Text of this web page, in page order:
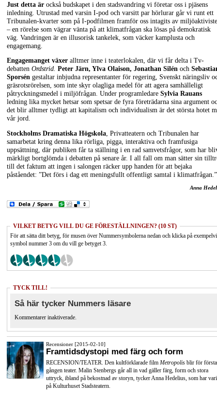
Just detta är också budskapet i den stadsvandring vi företar oss i pjäsens
inledning. Utrustad med varsin I-pod och varsitt par hörlurar går vi runt ett
Tribunalen-kvarter som på I-podfilmen framför oss intagits av
– en rörelse som vägrar vänta på att klimatfrågan ska lösas på demokratisk
väg. Vandringen är en illusorisk tankelek, som väcker kamplusta och
engagemang.
Engagemanget växer alltmer inne i teaterlokalen, där vi får delta i Tv-
debatten Ordstrid. Peter Järn, Ylva Olaison, Jonathan Silén och
Sporsén gestaltar inbjudna representanter för regering, Svenskt näringsliv
gräsrotsrörelsen, som inte skyr olagliga medel för att agera samhälleligt
påtryckningsmedel i miljöfrågan. Under programledare Sylvia Rauans
ledning lika mycket hetsar som spetsar de fyra företrädarna sina argument
det blir alltmer tydligt att kapitalism och individualism är det största hotet
vår jord.
Stockholms Dramatiska Högskola , Privatteatern och Tribunalen har
samarbetat kring denna lika rörliga, pigga, interaktiva och framfusiga
uppsättning, där publiken får ta ställning i en rad samvetsfrågor, som har
märkligt bortglömda i debatten på senare år. I all fall om man sätter sin
till det faktum att ingen i salongen räcker upp handen för att bejaka
påståendet: ”Det förs i dag ett meningsfullt offentligt samtal i klimatfrågan.”
Anna
VILKET BETYG VILL DU GE FÖRESTÄLLNINGEN? (10 ST)
För att sätta ditt betyg, för musen över Nummersymbolerna nedan och klicka på
symbol nummer 3 om du vill ge betyget 3.
TYCK TILL!
Så här tycker Nummers läsare
Kommentarer inaktiverade.
Recensioner [2015-02-10]
Framtidsdystopi med färg och form
RECENSION/TEATER. Den kultförklarade film Metropolis blir för första
gången teater. Malin Stenbergs går all in vad gäller färg, form och stora
uttryck, ibland på bekostnad av storyn, tycker Anna Hedelius, som har
på Kulturhuset Stadsteatern.